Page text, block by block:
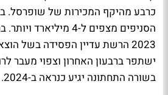
כרבע מהיקף המכירות של שופרסל.
הסניפים מצפים ל-4
2023 הרשת עדיין הפסידה בשל
ישתפר ברבעון האחרון וצפוי מעבר
בשורה התחתונה יגיע כנראה ב-2024.